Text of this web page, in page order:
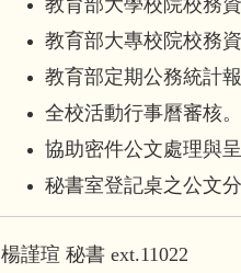
教育部大專校院校務
教育部定期公務統計
全校活動行事曆審核。
協助密件公文處理與呈
秘書室登記桌之公文分
楊謹瑄 秘書 ext.11022